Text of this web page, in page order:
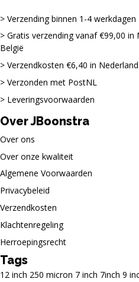
Verzending binnen 1-4 werkdagen
Gratis verzending vanaf €99,00 in
België
Verzendkosten €6,40 in
Verzonden met PostNL
Leveringsvoorwaarden
Over JBoonstra
Over ons
Over onze kwaliteit
Algemene Voorwaarden
Privacybeleid
Verzendkosten
Klachtenregeling
Herroepingsrecht
Tags
12 inch 250 micron 7 inch 7inch 9